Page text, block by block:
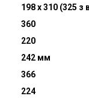
198 x 310 (325
360
220
242 мм
366
224